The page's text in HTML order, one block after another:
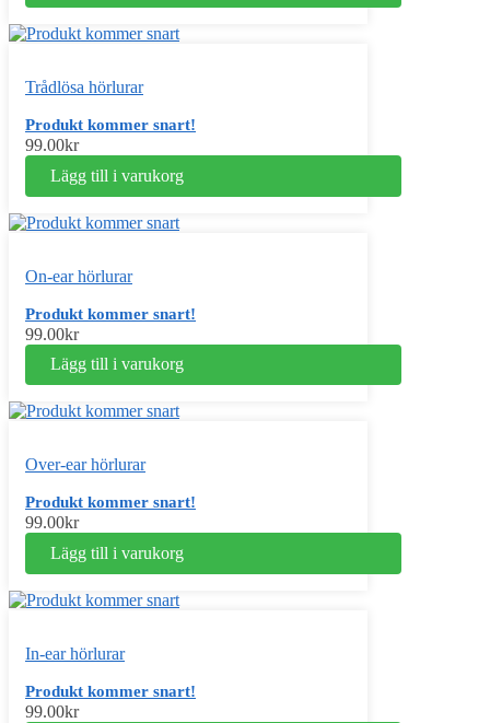
Trådlösa hörlurar
Produkt kommer snart!
99.00kr
Lägg till i varukorg
On-ear hörlurar
Produkt kommer snart!
99.00kr
Lägg till i varukorg
Over-ear hörlurar
Produkt kommer snart!
99.00kr
Lägg till i varukorg
In-ear hörlurar
Produkt kommer snart!
99.00kr